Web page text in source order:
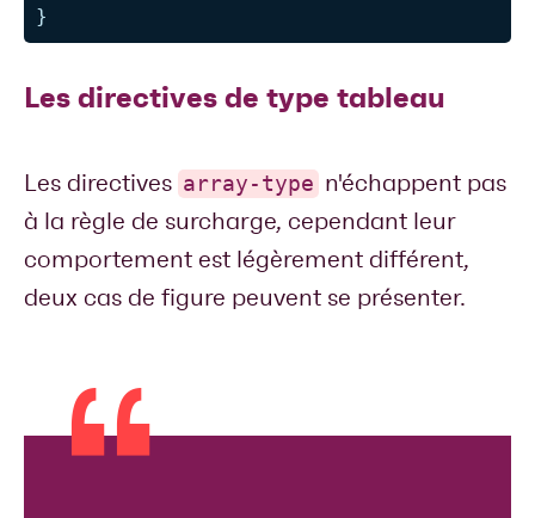
}
Les directives de type tableau
Les directives array-type n'échappent pas
à la règle de surcharge, cependant leur
comportement est légèrement différent,
deux cas de figure peuvent se présenter.